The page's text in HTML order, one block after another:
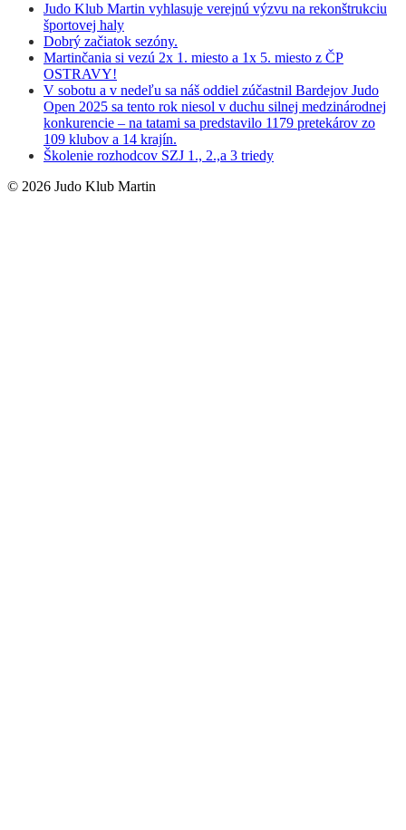
Judo Klub Martin vyhlasuje verejnú výzvu na rekonštrukciu
športovej haly
Dobrý začiatok sezóny.
Martinčania si vezú 2x 1. miesto a 1x 5. miesto z ČP
OSTRAVY!
V sobotu a v nedeľu sa náš oddiel zúčastnil Bardejov Judo
Open 2025 sa tento rok niesol v duchu silnej medzinárodnej
konkurencie – na tatami sa predstavilo 1179 pretekárov zo
109 klubov a 14 krajín.
Školenie rozhodcov SZJ 1., 2.,a 3 triedy
© 2026 Judo Klub Martin